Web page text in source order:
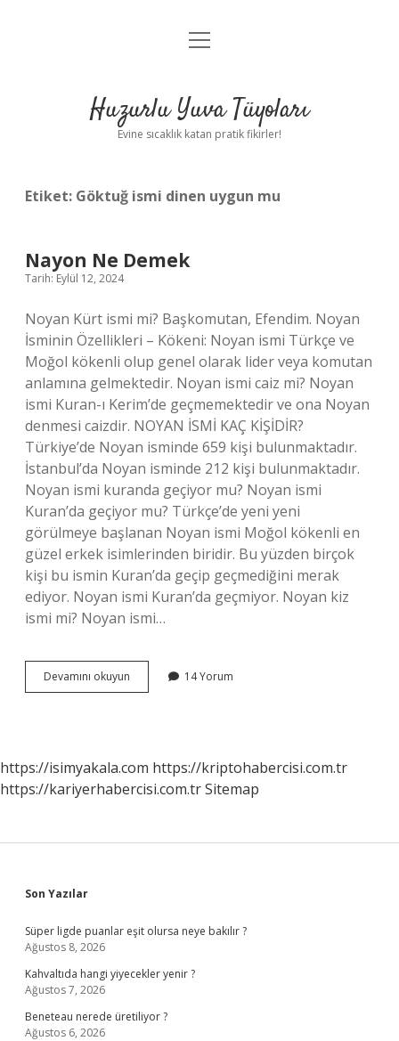
Anasayfa
Yasal Uyarı
menüyü
Huzurlu Yuva Tüyoları
Evine sıcaklık katan pratik fikirler!
Etiket: Göktuğ ismi dinen uygun mu
Nayon Ne Demek
Tarih: Eylül 12, 2024
Noyan Kürt ismi mi? Başkomutan, Efendim. Noyan
İsminin Özellikleri – Kökeni: Noyan ismi Türkçe ve
Moğol kökenli olup genel olarak lider veya komutan
anlamına gelmektedir. Noyan ismi caiz mi? Noyan
ismi Kuran-ı Kerim’de geçmemektedir ve ona Noyan
denmesi caizdir. NOYAN İSMİ KAÇ KİŞİDİR?
Türkiye’de Noyan isminde 659 kişi bulunmaktadır.
İstanbul’da Noyan isminde 212 kişi bulunmaktadır.
Noyan ismi kuranda geçiyor mu? Noyan ismi
Kuran’da geçiyor mu? Türkçe’de yeni yeni
görülmeye başlanan Noyan ismi Moğol kökenli en
güzel erkek isimlerinden biridir. Bu yüzden birçok
kişi bu ismin Kuran’da geçip geçmediğini merak
ediyor. Noyan ismi Kuran’da geçmiyor. Noyan kiz
ismi mi? Noyan ismi…
Devamını okuyun
Ne
14 Yorum
https://isimyakala.com https://kriptohabercisi.com.tr
https://kariyerhabercisi.com.trSitemap
Sidebar
Son Yazılar
Süper ligde puanlar eşit olursa neye bakılır ?
Ağustos 8, 2026
Kahvaltıda hangi yiyecekler yenir ?
Ağustos 7, 2026
Beneteau nerede üretiliyor ?
Ağustos 6, 2026